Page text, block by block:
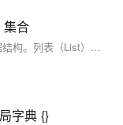
合
Python 中的列表、元组、字典和集合是常用数据结构。列表（List）是有序可变集合，支持增删改查操作；元组（Tuple）与列表类似但不可变，适合存储固定数据；字典（Dictionary）以键值对形式存储，无序可变，便于快速查找和修改；集合（Set）为无序不重复集合，支持高效集合运算如并集、交集等。根据需求选择合适的数据结构，可提升代码效率与可读性。
字典 {}